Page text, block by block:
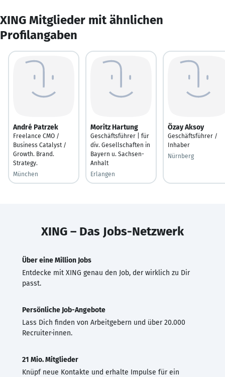
XING Mitglieder mit ähnlichen
Profilangaben
André Patrzek
Freelance CMO /
Business Catalyst /
Growth. Brand.
Strategy.
München
Moritz Hartung
Geschäftsführer | für
div. Gesellschaften in
Bayern u. Sachsen-
Anhalt
Erlangen
Özay Aksoy
Geschäftsführer /
Inhaber
Nürnberg
XING – Das Jobs-Netzwerk
Über eine Million Jobs
Entdecke mit XING genau den Job, der wirklich zu Dir
passt.
Persönliche Job-Angebote
Lass Dich finden von Arbeitgebern und über 20.000
Recruiter·innen.
21 Mio. Mitglieder
Knüpf neue Kontakte und erhalte Impulse für ein